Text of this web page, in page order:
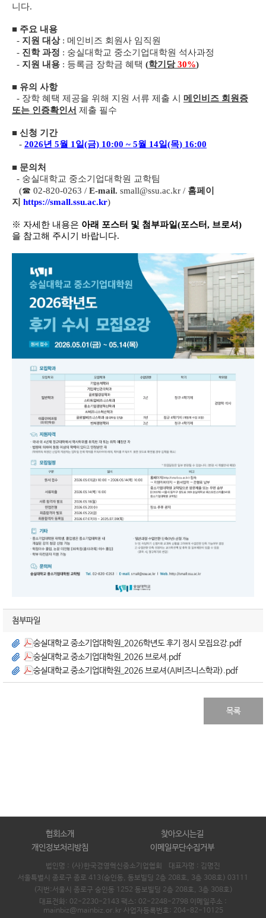
니다.
■ 주요 내용
- 지원 대상: 메인비즈 회원사 임직원
- 진학 과정 : 숭실대학교 중소기업대학원 석사과정
- 지원 내용 : 등록금 장학금 혜택 (학기당30%)
■ 유의 사항
- 장학 혜택 제공을 위해 지원 서류 제출 시 메인비즈 회원증
또는 인증확인서 제출 필수
■ 신청 기간
- 2026년 5월 1일(금) 10:00 ~ 5월 14일(목) 16:00
■ 문의처
- 숭실대학교 중소기업대학원 교학팀
(☎ 02-820-0263 / E-mail. small@ssu.ac.kr / 홈페이
지 https://small.ssu.ac.kr)
※ 자세한 내용은 아래 포스터 및 첨부파일(포스터, 브로셔)
을 참고해 주시기 바랍니다.
첨부파일
숭실대학교 중소기업대학원_2026학년도 후기 정시 모집요강.pdf
숭실대학교 중소기업대학원_2026 브로셔.pdf
숭실대학교 중소기업대학원_2026 브로셔(AI비즈니스학과).pdf
목록
협회소개
찾아오시는길
개인정보처리방침
이메일무단수집거부
법인명 : (사)한국경영혁신중소기업협회 대표자명 : 김명진
서울특별시 종로구 종로 413(숭인동, 동보빌딩 2층 208호, 3층 308호) 03111
(지번:서울시 종로구 숭인동 1252 동보빌딩 2층 208호, 3층 308호)
대표전화: 02-2230-2143 팩스: 02-2248-2798 이메일주소 :
mainbiz@mainbiz.or.kr 사업자등록번호: 204-82-10125